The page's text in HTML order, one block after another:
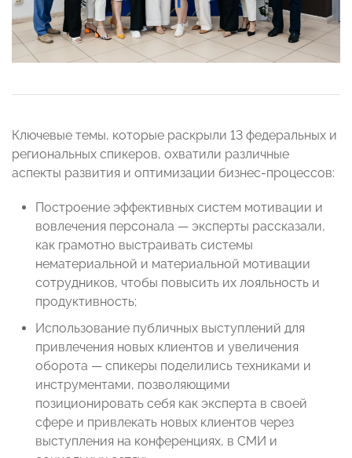
Ключевые темы, которые раскрыли 13 федеральных и
региональных спикеров, охватили различные
аспекты развития и оптимизации бизнес-процессов:
Построение эффективных систем мотивации и
вовлечения персонала — эксперты рассказали,
как грамотно выстраивать системы
нематериальной и материальной мотивации
сотрудников, чтобы повысить их лояльность и
продуктивность;
Использование публичных выступлений для
привлечения новых клиентов и увеличения
оборота — спикеры поделились техниками и
инструментами, позволяющими
позиционировать себя как эксперта в своей
сфере и привлекать новых клиентов через
выступления на конференциях, в СМИ и